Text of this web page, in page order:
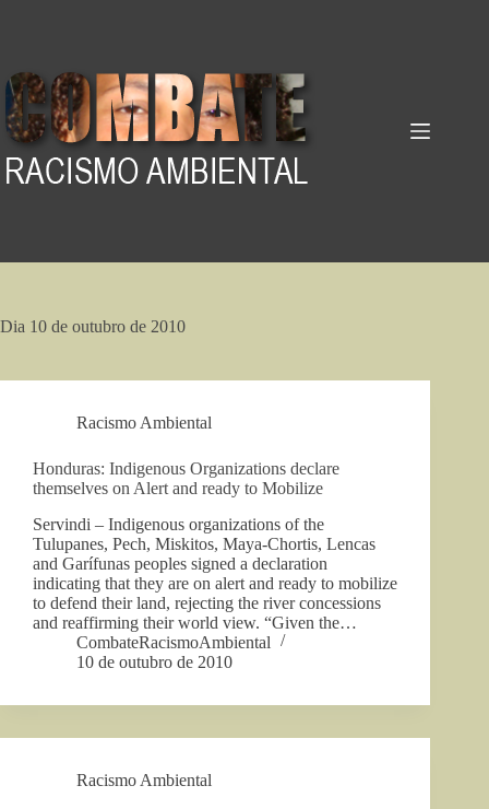
Dia 10 de outubro de 2010
Racismo Ambiental
Honduras: Indigenous Organizations declare
themselves on Alert and ready to Mobilize
Servindi – Indigenous organizations of the
Tulupanes, Pech, Miskitos, Maya-Chortis, Lencas
and Garífunas peoples signed a declaration
indicating that they are on alert and ready to mobilize
to defend their land, rejecting the river concessions
and reaffirming their world view. “Given the…
CombateRacismoAmbiental
10 de outubro de 2010
Racismo Ambiental